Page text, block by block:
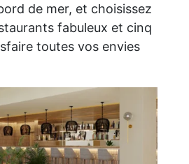
de mer, et choisissez
fabuleux et cinq
toutes vos envies